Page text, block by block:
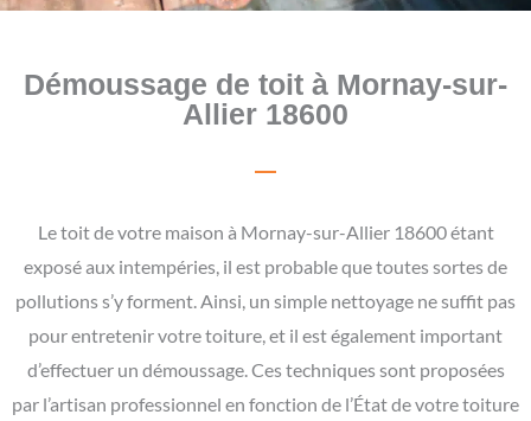
Démoussage de toit à Mornay-sur-
Allier 18600
Le toit de votre maison à Mornay-sur-Allier 18600 étant
exposé aux intempéries, il est probable que toutes sortes de
pollutions s’y forment. Ainsi, un simple nettoyage ne suffit pas
pour entretenir votre toiture, et il est également important
d’effectuer un démoussage. Ces techniques sont proposées
par l’artisan professionnel en fonction de l’État de votre toiture